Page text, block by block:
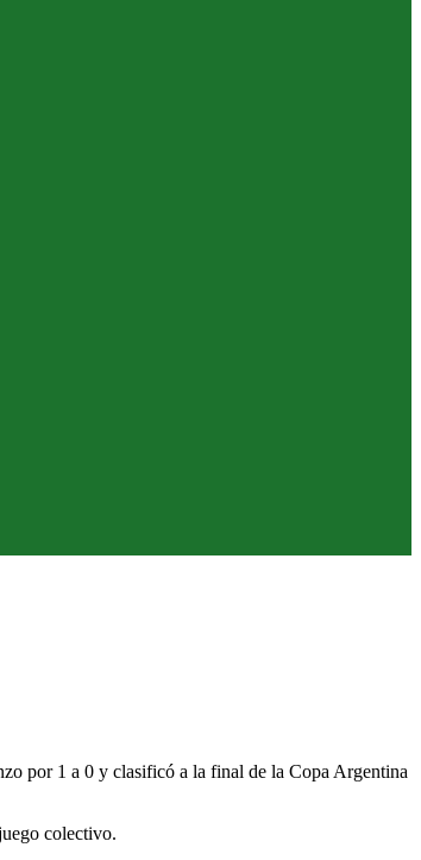
por 1 a 0 y clasificó a la final de la Copa Argentina
colectivo.